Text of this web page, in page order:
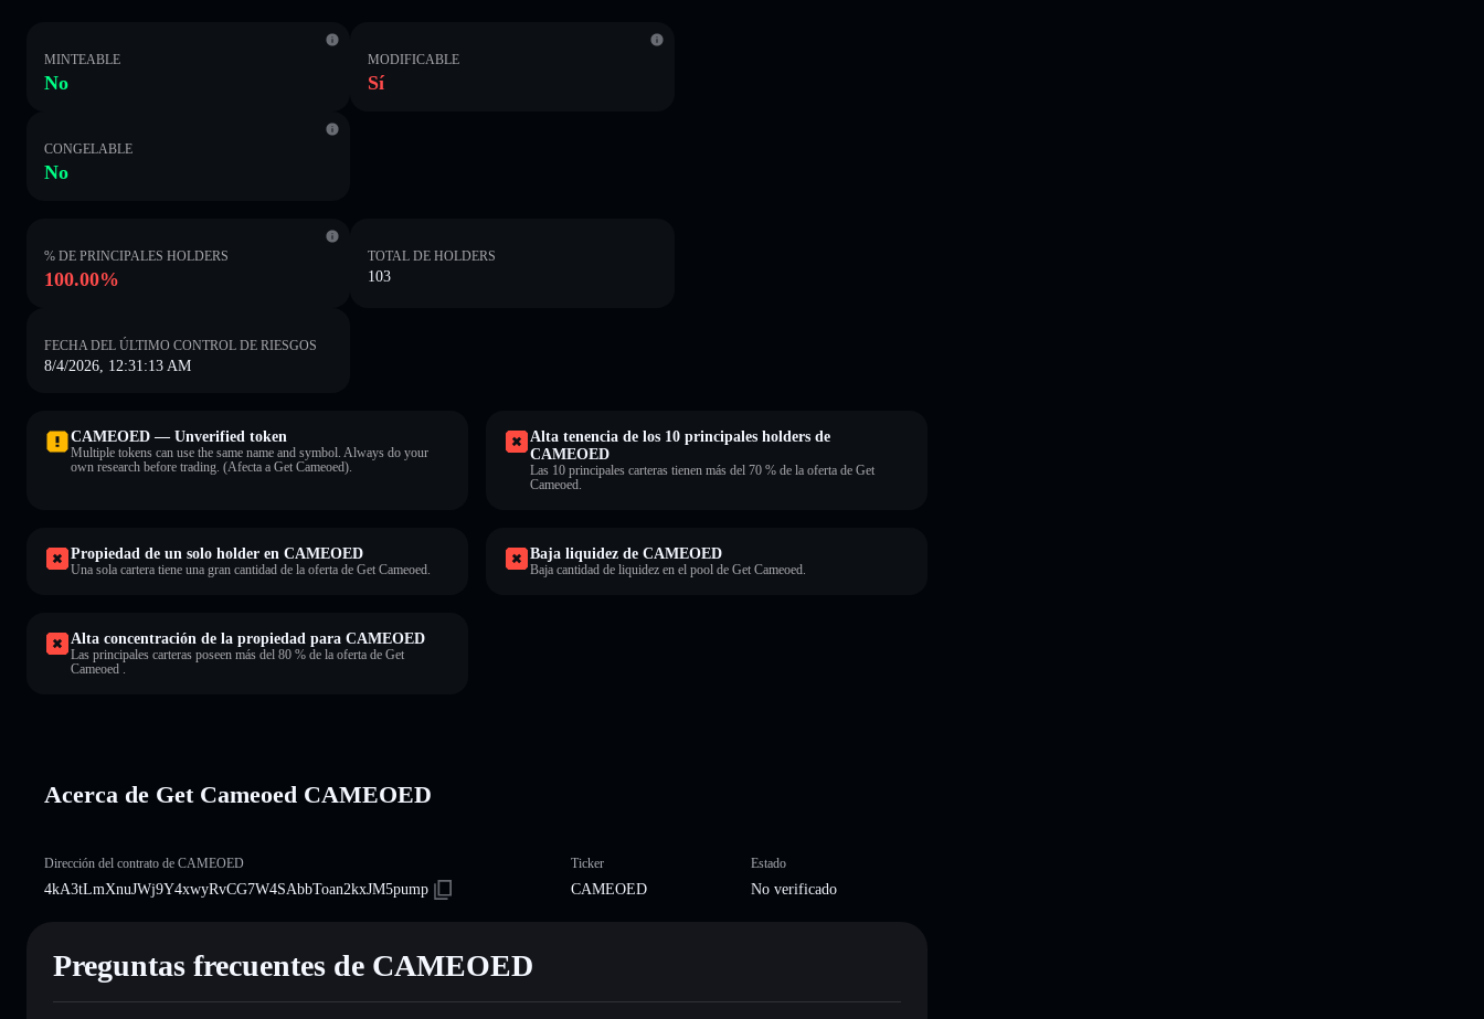
MINTEABLE
No
MODIFICABLE
Sí
CONGELABLE
No
% DE PRINCIPALES HOLDERS
100.00%
TOTAL DE HOLDERS
103
FECHA DEL ÚLTIMO CONTROL DE RIESGOS
8/4/2026, 12:31:13 AM
CAMEOED — Unverified token
Multiple tokens can use the same name and symbol. Always do your
own research before trading. (Afecta a Get Cameoed).
Alta tenencia de los 10 principales holders de
CAMEOED
Las 10 principales carteras tienen más del 70 % de la oferta de Get
Cameoed.
Propiedad de un solo holder en CAMEOED
Una sola cartera tiene una gran cantidad de la oferta de Get Cameoed.
Baja liquidez de CAMEOED
Baja cantidad de liquidez en el pool de Get Cameoed.
Alta concentración de la propiedad para CAMEOED
Las principales carteras poseen más del 80 % de la oferta de Get
Cameoed .
Acerca de Get Cameoed CAMEOED
Dirección del contrato de CAMEOED
4kA3tLmXnuJWj9Y4xwyRvCG7W4SAbbToan2kxJM5pump
Ticker
CAMEOED
Estado
No verificado
Preguntas frecuentes de CAMEOED